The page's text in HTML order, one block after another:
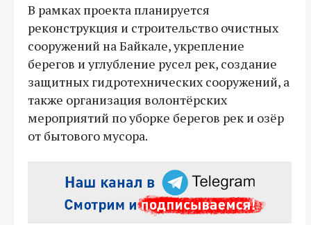
В рамках проекта планируется
реконструкция и строительство очистных
сооружений на Байкале, укрепление
берегов и углубление русел рек, создание
защитных гидротехнических сооружений, а
также организация волонтёрских
мероприятий по уборке берегов рек и озёр
от бытового мусора.